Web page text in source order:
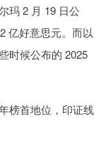
玛 2 月 19 日公
亿好意思元。而以
时候公布的 2025
榜首地位，印证线